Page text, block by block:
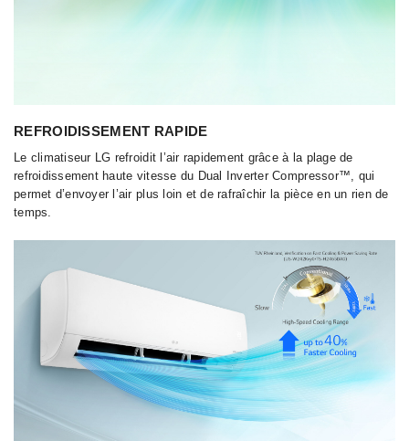
REFROIDISSEMENT RAPIDE
Le climatiseur LG refroidit l’air rapidement grâce à la plage de
refroidissement haute vitesse du Dual Inverter Compressor™, qui
permet d’envoyer l’air plus loin et de rafraîchir la pièce en un rien de
temps.